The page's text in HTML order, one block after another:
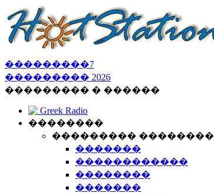
���������7
��������� 2026
��������� � ������
Greek Radio
��������
��������� ��������
�������
������������
��������
�������